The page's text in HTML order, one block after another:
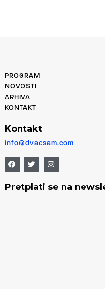
PROGRAM
NOVOSTI
ARHIVA
KONTAKT
Kontakt
info@dvaosam.com
Pretplati se na